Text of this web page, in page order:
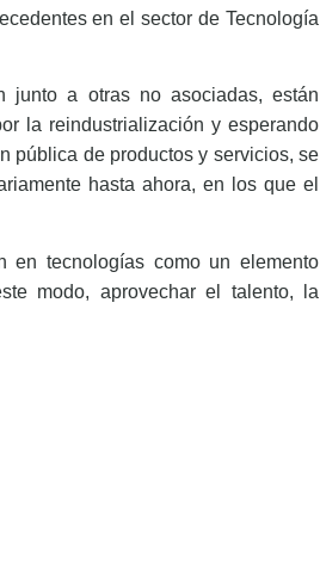
en el sector de Tecnología
junto a otras no asociadas, están
la reindustrialización y esperando
pública de productos y servicios, se
hasta ahora, en los que el
en tecnologías como un elemento
modo, aprovechar el talento, la